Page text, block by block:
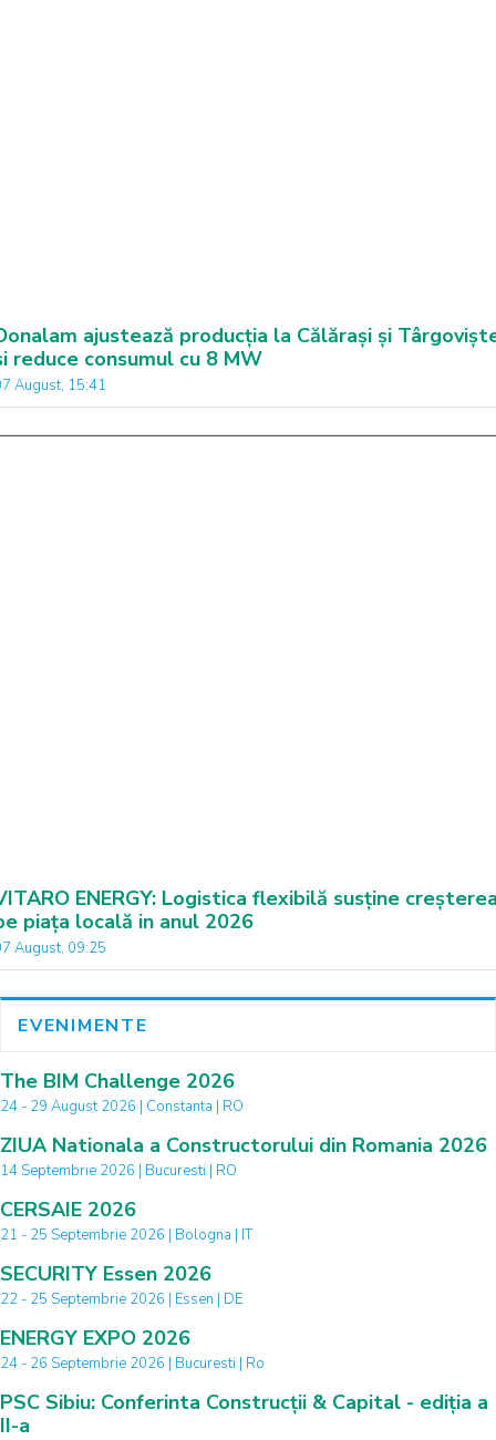
ajustează producția la Călărași și
reduce consumul cu 8 MW
August, 15:41
ENERGY: Logistica flexibilă susține
piața locală in anul 2026
August, 09:25
EVENIMENTE
The BIM Challenge 2026
24 - 29 August 2026 | Constanta | RO
ZIUA Nationala a Constructorului din Romania 2026
14 Septembrie 2026 | Bucuresti | RO
CERSAIE 2026
21 - 25 Septembrie 2026 | Bologna | IT
SECURITY Essen 2026
22 - 25 Septembrie 2026 | Essen | DE
ENERGY EXPO 2026
24 - 26 Septembrie 2026 | Bucuresti | Ro
PSC Sibiu: Conferinta Construcții & Capital - ediția a
II-a